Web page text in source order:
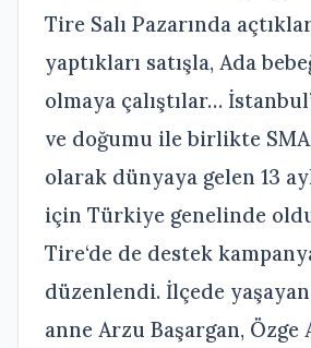
Tire Salı Pazarında
yaptıkları satışla, Ada
olmaya çalıştılar…
ve doğumu ile birlikte SMA
olarak dünyaya gelen 13
için Türkiye genelinde
Tire‘de de destek
düzenlendi. İlçede
anne Arzu Başargan, Özge